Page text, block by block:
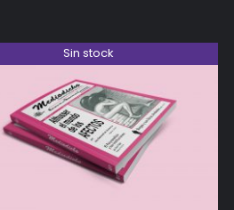
Sin stock
DETALLES